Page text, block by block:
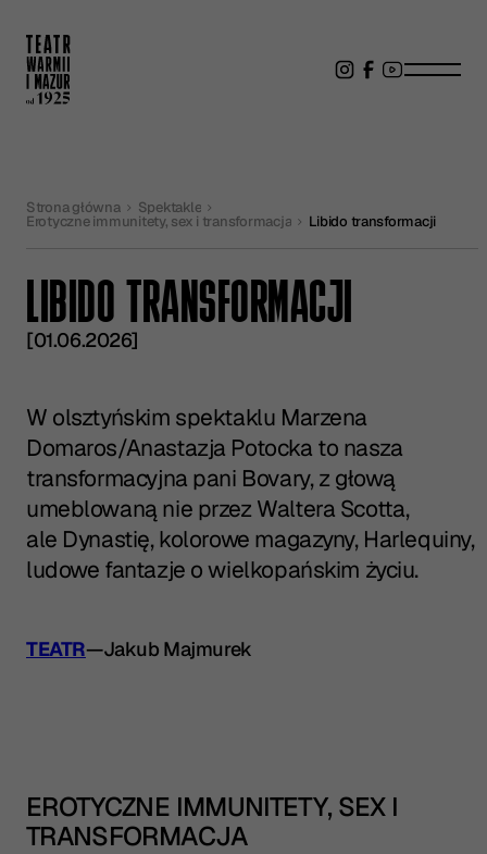
Strona główna Spektakle
Erotyczne immunitety, sex i transformacja Libido transformacji
LIBIDO TRANSFORMACJI
[01.06.2026]
W olsztyńskim spektaklu Marzena
Domaros/Anastazja Potocka to nasza
transformacyjna pani Bovary, z głową
umeblowaną nie przez Waltera Scotta,
ale Dynastię, kolorowe magazyny, Harlequiny,
ludowe fantazje o wielkopańskim życiu.
TEATR—Jakub Majmurek
EROTYCZNE IMMUNITETY, SEX I
TRANSFORMACJA